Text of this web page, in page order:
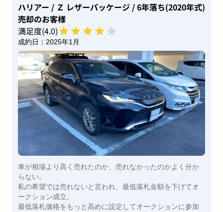
ハリアー / Ｚ レザーパッケージ / 6年落ち(2020年式)
売却のお客様
満足度(4.0)
成約日： 2025年1月
車が相場より高く売れたのか、売れなかったのかよく分か
らない。
私の希望では売れないと言われ、最低落札金額を下げてオ
ークション成立。
最低落札価格をもっと高めに設定してオークションに参加